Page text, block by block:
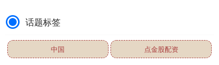
话题标签
中国 点金股配资